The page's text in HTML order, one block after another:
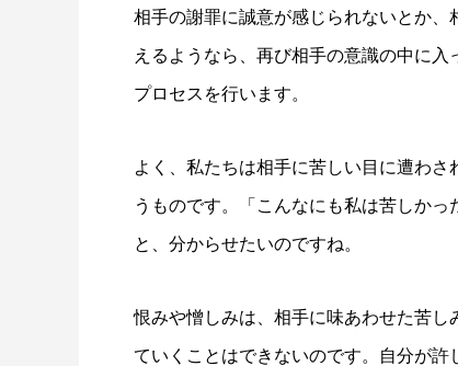
相手の謝罪に誠意が感じられないとか
えるようなら、再び相手の意識の中に
プロセスを行います。
よく、私たちは相手に苦しい目に遭わ
うものです。「こんなにも私は苦しかっ
と、分からせたいのですね。
恨みや憎しみは、相手に味あわせた苦
ていくことはできないのです。自分が